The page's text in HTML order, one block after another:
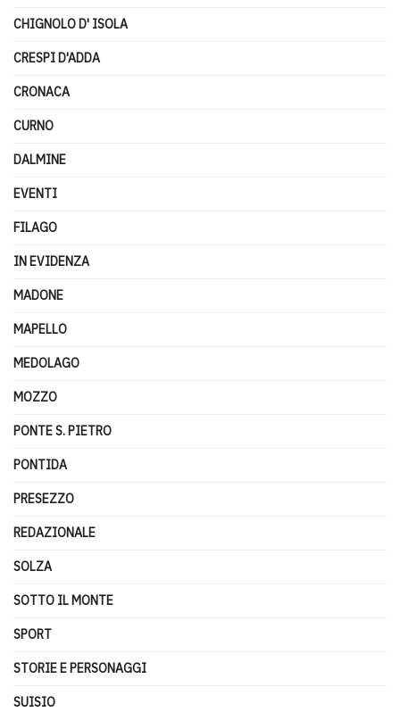
CHIGNOLO D' ISOLA
CRESPI D'ADDA
CRONACA
CURNO
DALMINE
EVENTI
FILAGO
IN EVIDENZA
MADONE
MAPELLO
MEDOLAGO
MOZZO
PONTE S. PIETRO
PONTIDA
PRESEZZO
REDAZIONALE
SOLZA
SOTTO IL MONTE
SPORT
STORIE E PERSONAGGI
SUISIO